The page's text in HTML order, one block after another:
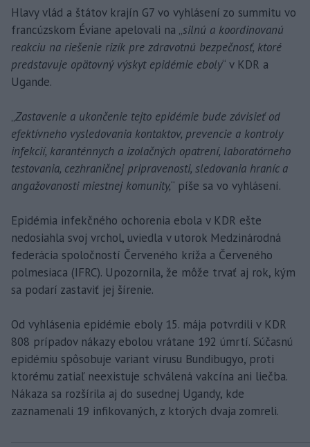
Hlavy vlád a štátov krajín G7 vo vyhlásení zo summitu vo
francúzskom Éviane apelovali na „silnú a koordinovanú
reakciu na riešenie rizík pre zdravotnú bezpečnosť, ktoré
predstavuje opätovný výskyt epidémie eboly“ v KDR a
Ugande.
„Zastavenie a ukončenie tejto epidémie bude závisieť od
efektívneho vysledovania kontaktov, prevencie a kontroly
infekcií, karanténnych a izolačných opatrení, laboratórneho
testovania, cezhraničnej pripravenosti, sledovania hraníc a
angažovanosti miestnej komunity,“ píše sa vo vyhlásení.
Epidémia infekčného ochorenia ebola v KDR ešte
nedosiahla svoj vrchol, uviedla v utorok Medzinárodná
federácia spoločností Červeného kríža a Červeného
polmesiaca (IFRC). Upozornila, že môže trvať aj rok, kým
sa podarí zastaviť jej šírenie.
Od vyhlásenia epidémie eboly 15. mája potvrdili v KDR
808 prípadov nákazy ebolou vrátane 192 úmrtí. Súčasnú
epidémiu spôsobuje variant vírusu Bundibugyo, proti
ktorému zatiaľ neexistuje schválená vakcína ani liečba.
Nákaza sa rozšírila aj do susednej Ugandy, kde
zaznamenali 19 infikovaných, z ktorých dvaja zomreli.